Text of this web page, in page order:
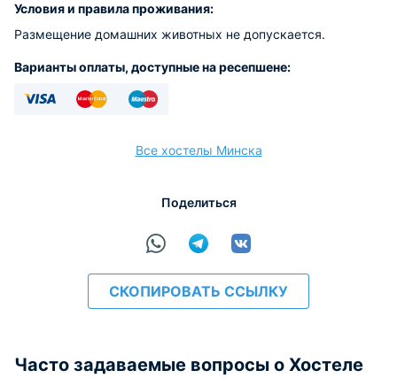
Условия и правила проживания:
Размещение домашних животных не допускается.
Варианты оплаты, доступные на ресепшене:
Все хостелы Минска
Поделиться
СКОПИРОВАТЬ ССЫЛКУ
Часто задаваемые вопросы о Хостеле